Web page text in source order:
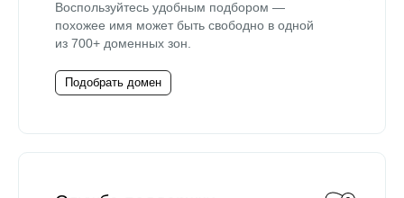
Воспользуйтесь удобным подбором —
похожее имя может быть свободно в одной
из 700+ доменных зон.
Подобрать домен